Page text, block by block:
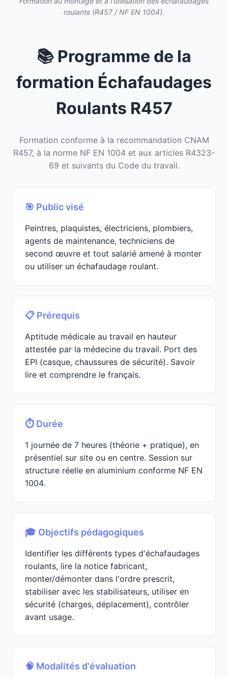
roulants (R457 / NF EN 1004).
📚 Programme de la
formation Échafaudages
Roulants R457
Formation conforme à la recommandation CNAM
R457, à la norme NF EN 1004 et aux articles R4323-
69 et suivants du Code du travail.
🎯 Public visé
Peintres, plaquistes, électriciens, plombiers,
agents de maintenance, techniciens de
second œuvre et tout salarié amené à monter
ou utiliser un échafaudage roulant.
📋 Prérequis
Aptitude médicale au travail en hauteur
attestée par la médecine du travail. Port des
EPI (casque, chaussures de sécurité). Savoir
lire et comprendre le français.
⏱️ Durée
1 journée de 7 heures (théorie + pratique), en
présentiel sur site ou en centre. Session sur
structure réelle en aluminium conforme NF EN
1004.
🎓 Objectifs pédagogiques
Identifier les différents types d'échafaudages
roulants, lire la notice fabricant,
monter/démonter dans l'ordre prescrit,
stabiliser avec les stabilisateurs, utiliser en
sécurité (charges, déplacement), contrôler
avant usage.
🧠 Modalités d'évaluation